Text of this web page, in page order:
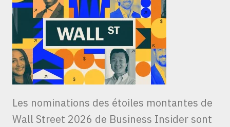
Les nominations des étoiles montantes de
Wall Street 2026 de Business Insider sont